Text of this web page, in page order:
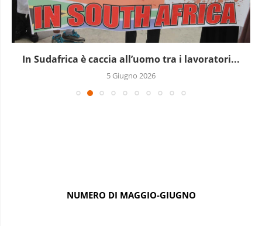
In Sudafrica è caccia all’uomo tra i lavoratori...
5 Giugno 2026
NUMERO DI MAGGIO-GIUGNO